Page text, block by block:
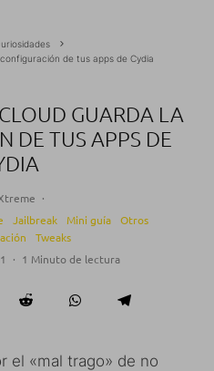
de tus apps de Cydia
GUARDA LA
DE TUS APPS DE
·
Jailbreak Mini guía
Otros
Tweaks
· 1 Minuto de lectura
el «mal trago» de no